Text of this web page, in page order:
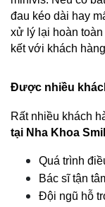
đau kéo dài hay
xử lý lại hoàn
kết với khách
Được nhiều
Rất nhiều khách
tại Nha Khoa
Quá trình
Bác sĩ tận
Đội ngũ hỗ